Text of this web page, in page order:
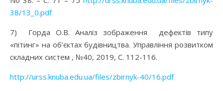
38/13_0.pdf
7) Горда О.В. Аналіз зображення дефектів типу
«пітинг» на об’єктах будівництва. Управління розвитком
складних систем , №40, 2019, С. 112-116.
http://urss.knuba.edu.ua/files/zbirnyk-40/16.pdf